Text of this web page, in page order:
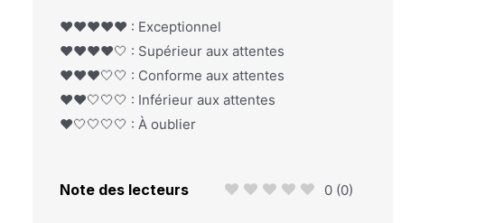
❤️❤️❤️❤️❤️ : Exceptionnel
❤️❤️❤️❤️🤍 : Supérieur aux attentes
❤️❤️❤️🤍🤍 : Conforme aux attentes
❤️❤️🤍🤍🤍 : Inférieur aux attentes
❤️🤍🤍🤍🤍 : À oublier
Note des lecteurs 0 (0)